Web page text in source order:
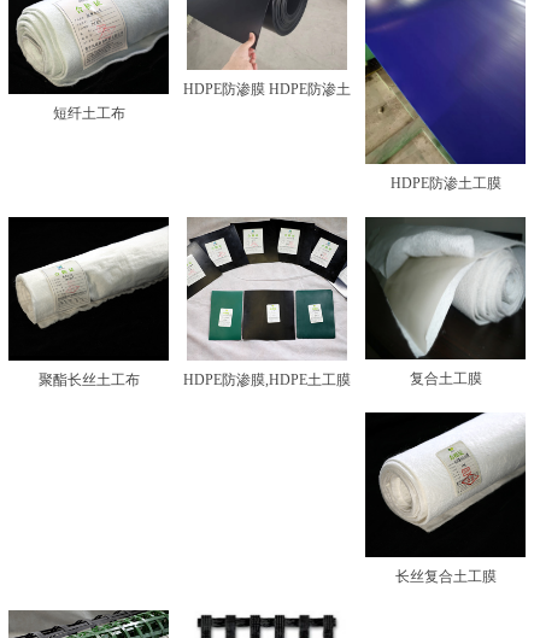
短纤土工布
HDPE防渗膜 HDPE防渗土
HDPE防渗土工膜
聚酯长丝土工布 HDPE防渗膜,HDPE土工膜 复合土工膜
长丝复合土工膜